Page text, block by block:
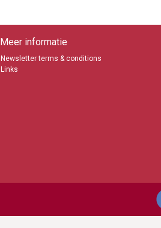
Meer informatie
Newsletter terms & conditions
Links